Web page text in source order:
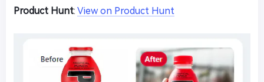
Product Hunt: View on Product Hunt